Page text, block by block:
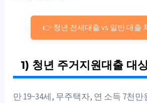
👉 청년 전세대출 vs 일반 대출
1) 청년 주거지원대출 대
만 19~34세, 무주택자, 연 소득 7천